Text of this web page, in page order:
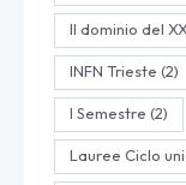
Il dominio del
INFN Trieste (2)
I Semestre (2)
Lauree Ciclo